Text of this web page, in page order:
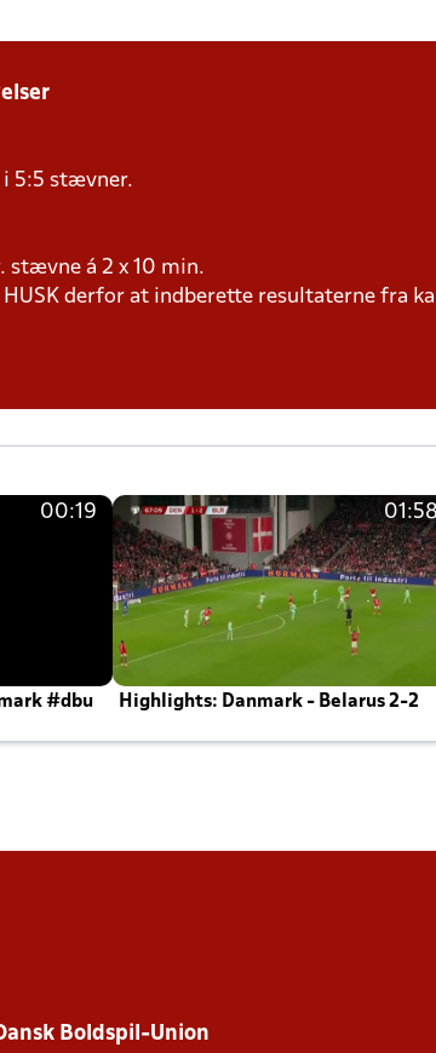
i 5:5 stævner.
stævne á 2 x 10 min.
derfor at indberette resultaterne fra
00:19
#dbu
Highlights: Danmark - Belarus 2-2
Boldspil-Union